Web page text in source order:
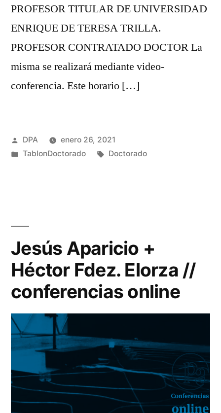
PROFESOR TITULAR DE UNIVERSIDAD
ENRIQUE DE TERESA TRILLA.
PROFESOR CONTRATADO DOCTOR La
misma se realizará mediante video-
conferencia. Este horario […]
Publicado
por
DPA
enero 26, 2021
Publicado
TablonDoctorado Etiquetas:
Doctorado
Jesús Aparicio +
Héctor Fdez. Elorza //
conferencias online